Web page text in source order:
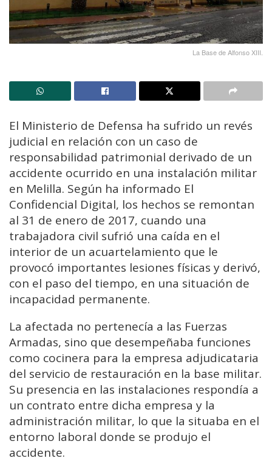
La Base de Alfonso XIII.
El Ministerio de Defensa ha sufrido un revés
judicial en relación con un caso de
responsabilidad patrimonial derivado de un
accidente ocurrido en una instalación militar
en Melilla. Según ha informado El
Confidencial Digital, los hechos se remontan
al 31 de enero de 2017, cuando una
trabajadora civil sufrió una caída en el
interior de un acuartelamiento que le
provocó importantes lesiones físicas y derivó,
con el paso del tiempo, en una situación de
incapacidad permanente.
La afectada no pertenecía a las Fuerzas
Armadas, sino que desempeñaba funciones
como cocinera para la empresa adjudicataria
del servicio de restauración en la base militar.
Su presencia en las instalaciones respondía a
un contrato entre dicha empresa y la
administración militar, lo que la situaba en el
entorno laboral donde se produjo el
accidente.